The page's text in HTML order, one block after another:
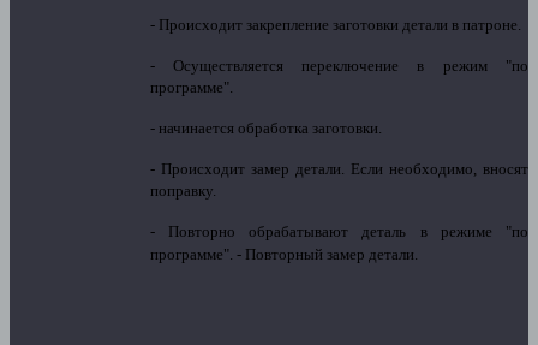
- Происходит закрепление заготовки детали в патроне.
- Осуществляется переключение в режим "по
программе".
- начинается обработка заготовки.
- Происходит замер детали. Если необходимо, вносят
поправку.
- Повторно обрабатывают деталь в режиме "по
программе". - Повторный замер детали.